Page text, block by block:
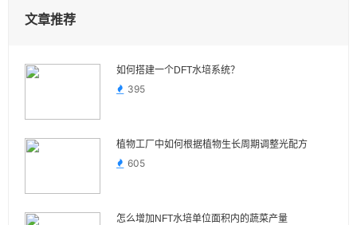
文章推荐
如何搭建一个DFT水培系统？
395
植物工厂中如何根据植物生长周期调整光配方
605
怎么增加NFT水培单位面积内的蔬菜产量